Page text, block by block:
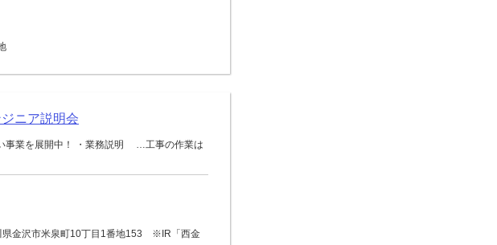
ニア説明会
事業を展開中！ ・業務説明 …工事の作業は
県金沢市米泉町10丁目1番地153 ※IR「西金